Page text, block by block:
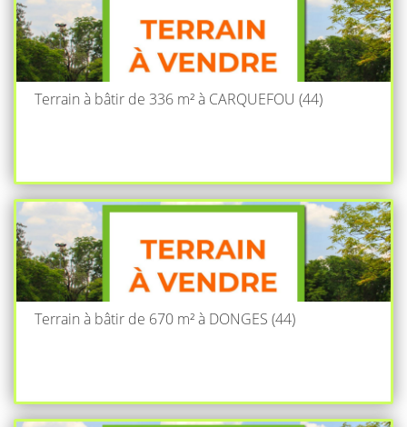
Terrain à bâtir de 336 m² à CARQUEFOU (44)
Terrain à bâtir de 670 m² à DONGES (44)